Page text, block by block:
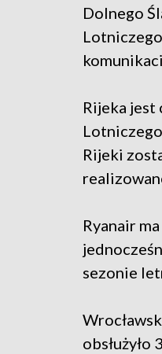
Dolnego
Rijeka jest
Rijeki
Ryanair
sezonie